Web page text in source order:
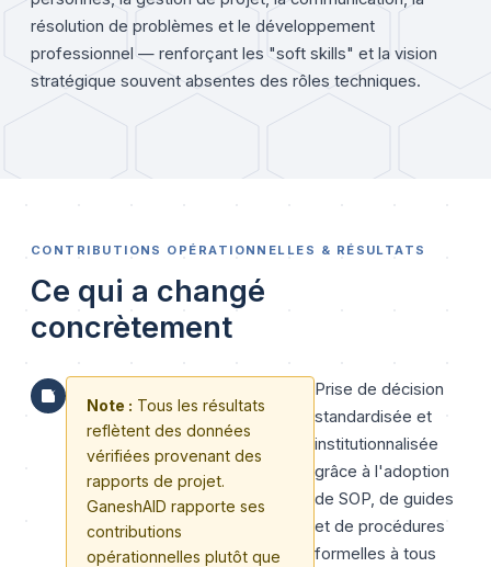
résolution de problèmes et le développement
professionnel — renforçant les "soft skills" et la vision
stratégique souvent absentes des rôles techniques.
CONTRIBUTIONS OPÉRATIONNELLES & RÉSULTATS
Ce qui a changé
concrètement
Note : Tous les résultats
reflètent des données
vérifiées provenant des
rapports de projet.
GaneshAID rapporte ses
contributions
opérationnelles plutôt que
Prise de décision
standardisée et
institutionnalisée
grâce à l'adoption
de SOP, de guides
et de procédures
formelles à tous